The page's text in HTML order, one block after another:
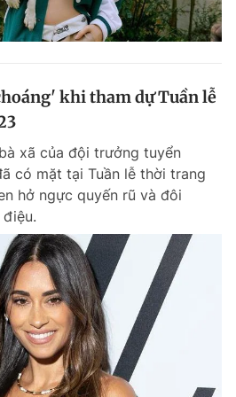
khi tham dự Tuần lễ
xã của đội trưởng tuyển
có mặt tại Tuần lễ thời trang
hở ngực quyến rũ và đôi